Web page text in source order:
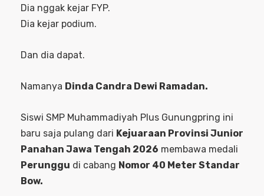
Dia nggak kejar FYP.
Dia kejar podium.
Dan dia dapat.
Namanya Dinda Candra Dewi Ramadan.
Siswi SMP Muhammadiyah Plus Gunungpring ini
baru saja pulang dari Kejuaraan Provinsi Junior
Panahan Jawa Tengah 2026 membawa medali
Perunggu di cabang Nomor 40 Meter Standar
Bow.